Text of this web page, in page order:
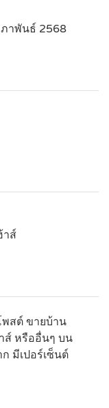
ภาพันธ์ 2568
าส์
สต์ ขายบ้าน
ส์ หรืออื่นๆ บน
ก มีเปอร์เซ็นต์